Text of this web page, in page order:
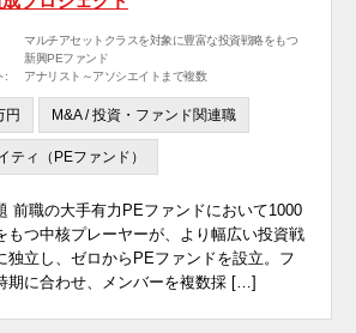
マルチアセットクラスを対象に豊富な投資戦略をもつ
新興PEファンド
:
アナリスト～アソシエイトまで複数
円 M&A / 投資・ファンド関連職
ティ（PEファンド）
前職の大手有力PEファンドにおいて1000
もつ中核プレーヤーが、より幅広い投資戦
独立し、ゼロからPEファンドを設立。フ
期に合わせ、メンバーを複数採 […]